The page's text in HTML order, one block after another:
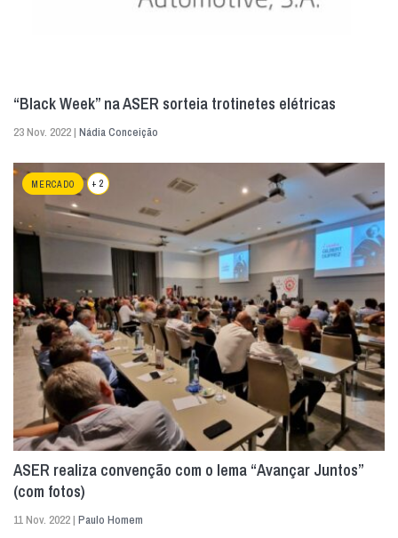
“Black Week” na ASER sorteia trotinetes elétricas
23 Nov. 2022 | Nádia Conceição
MERCADO + 2
ASER realiza convenção com o lema “Avançar Juntos”
(com fotos)
11 Nov. 2022 | Paulo Homem